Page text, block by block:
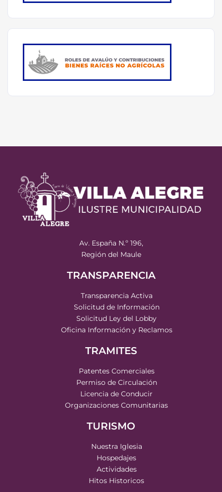
Av. España N.º 196,
Región del Maule
TRANSPARENCIA
Transparencia Activa
Solicitud de Información
Solicitud Ley del Lobby
Oficina Información y Reclamos
TRAMITES
Patentes Comerciales
Permiso de Circulación
Licencia de Conducir
Organizaciones Comunitarias
TURISMO
Nuestra Iglesia
Hospedajes
Actividades
Hitos Historicos